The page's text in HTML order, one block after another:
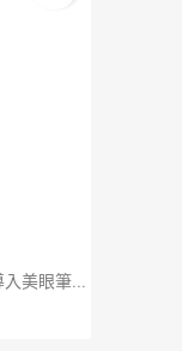
美眼筆...